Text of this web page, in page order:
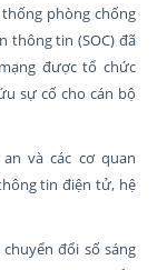
phòng chống
thông tin (SOC) đã
được tổ chức
sự cố cho cán bộ
và các cơ quan
tin điện tử, hệ
đổi số sáng